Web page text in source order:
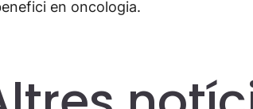
en oncologia.